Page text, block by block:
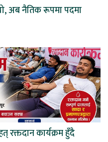
अब नैतिक रूपमा पदमा
रक्तदान कार्यक्रम हुँदै